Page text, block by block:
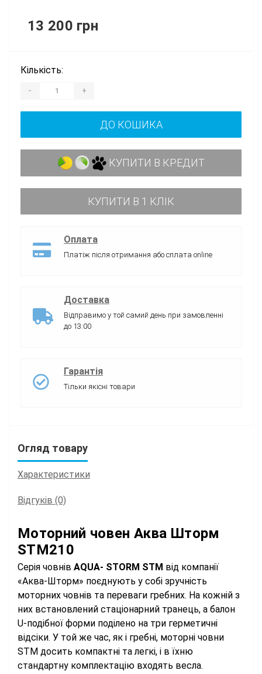
13 200 грн
Кількість:
- +
ДО КОШИКА
КУПИТИ В КРЕДИТ
КУПИТИ В 1 КЛІК
Оплата
Платіж після отримання або сплата online
Доставка
Відправимо у той самий день при замовленні
до 13:00
Гарантія
Тільки якісні товари
Огляд товару
Характеристики
Відгуків (0)
Моторний човен Аква Шторм
STM210
Серія човнів AQUA- STORM STM від компанії
«Аква-Шторм» поєднують у собі зручність
моторних човнів та переваги гребних. На кожній з
них встановлений стаціонарний транець, а балон
U-подібної форми поділено на три герметичні
відсіки. У той же час, як і гребні, моторні човни
STM досить компактні та легкі, і в їхню
стандартну комплектацію входять весла.